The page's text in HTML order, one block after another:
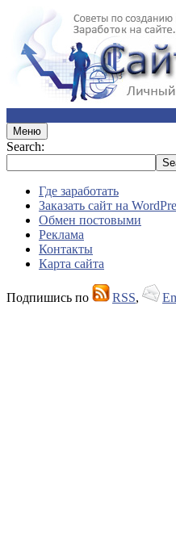
Меню
Search:
Где заработать
Заказать сайт на
Обмен постовыми
Реклама
Контакты
Карта сайта
Подпишись по RSS,